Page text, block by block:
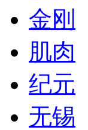
金刚
肌肉
纪元
无锡